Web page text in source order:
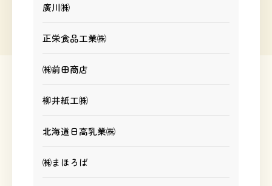
廣川㈱
正栄食品工業㈱
㈱前田商店
柳井紙工㈱
北海道日高乳業㈱
㈱まほろば